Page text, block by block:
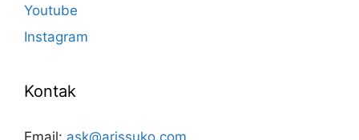
Youtube
Instagram
Kontak